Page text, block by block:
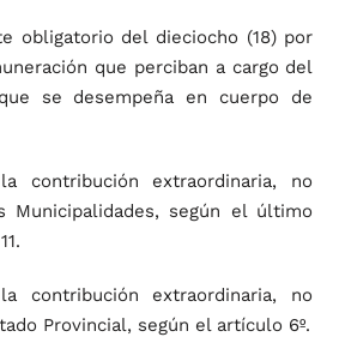
del dieciocho (18) por
que perciban a cargo del
se desempeña en cuerpo de
extraordinaria, no
Municipalidades, según el último
extraordinaria, no
Provincial, según el artículo 6º.